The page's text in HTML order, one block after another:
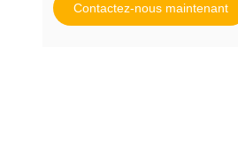
Contactez-nous maintenant